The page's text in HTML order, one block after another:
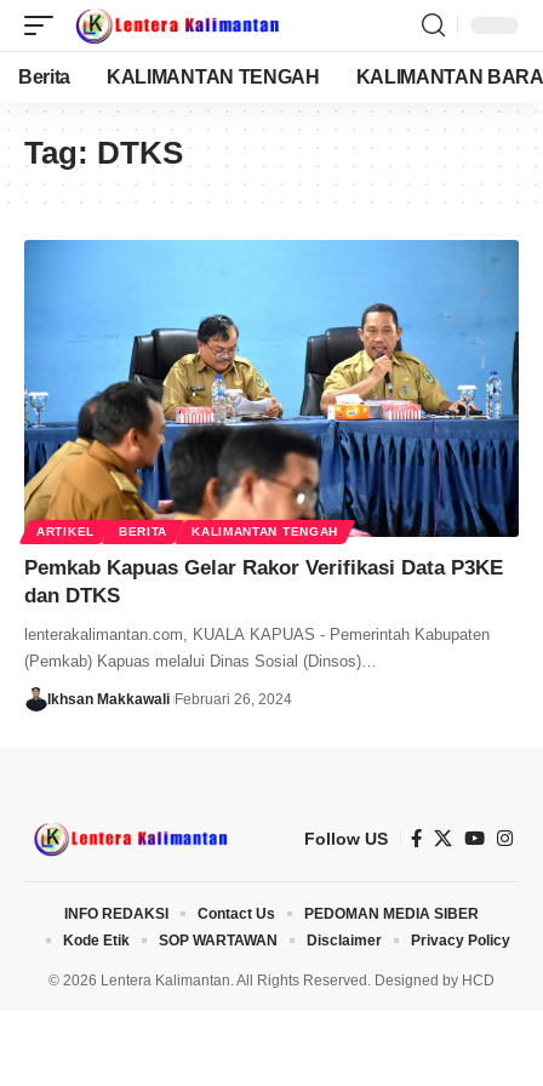
Berita KALIMANTAN TENGAH KALIMANTAN
Tag: DTKS
ARTIKEL BERITA KALIMANTAN TENGAH
Pemkab Kapuas Gelar Rakor Verifikasi Data P3KE
dan DTKS
lenterakalimantan.com, KUALA KAPUAS - Pemerintah Kabupaten
(Pemkab) Kapuas melalui Dinas Sosial (Dinsos)…
Ikhsan Makkawali Februari 26, 2024
Follow US
© 2026 Lentera Kalimantan. All Rights Reserved. Designed by HCD
INFO REDAKSI Contact Us
PEDOMAN MEDIA SIBER
Kode Etik
SOP WARTAWAN Disclaimer Privacy Policy